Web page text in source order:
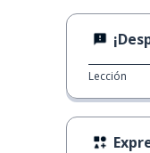
Lección